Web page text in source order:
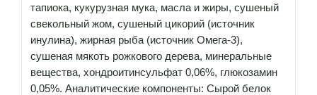
тапиока, кукурузная мука, масла и жиры, сушеный
свекольный жом, сушеный цикорий (источник
инулина), жирная рыба (источник Омега-3),
сушеная мякоть рожкового дерева, минеральные
вещества, хондроитинсульфат 0,06%, глюкозамин
0,05%. Аналитические компоненты: Сырой белок